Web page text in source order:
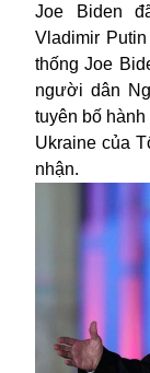
Joe Biden
Vladimir
thống Joe
người dân
tuyên bố
Ukraine của
nhận.